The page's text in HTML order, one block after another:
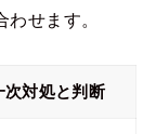
せます。
次対処と判断